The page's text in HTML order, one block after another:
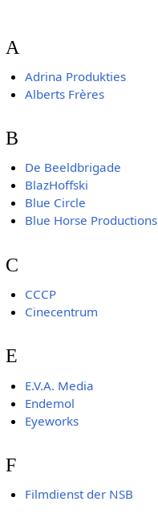
A
Adrina Produkties
Alberts Frères
B
De Beeldbrigade
BlazHoffski
Blue Circle
Blue Horse Productions
C
CCCP
Cinecentrum
E
E.V.A. Media
Endemol
Eyeworks
F
Filmdienst der NSB